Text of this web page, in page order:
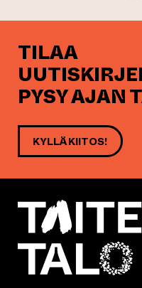
TILAA
PYSY AJAN
KYLLÄ KIITOS!